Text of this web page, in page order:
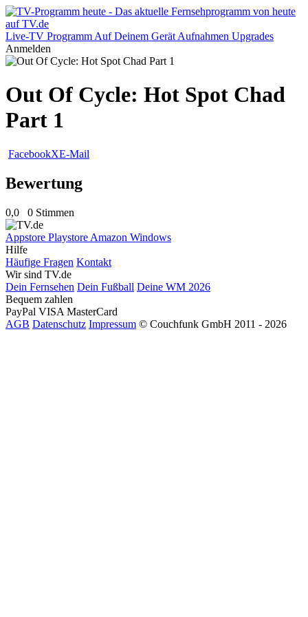
Live-TV Programm Auf Deinem Gerät Aufnahmen Upgrades
Anmelden
Out Of Cycle: Hot Spot Chad
Part 1
FacebookXE-Mail
Bewertung
0,0 0 Stimmen
Appstore Playstore Amazon Windows
Hilfe
Häufige Fragen Kontakt
Wir sind TV.de
Dein Fernsehen Dein Fußball Deine WM 2026
Bequem zahlen
PayPal VISA MasterCard
AGB Datenschutz Impressum © Couchfunk GmbH 2011 - 2026